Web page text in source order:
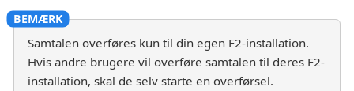
Samtalen overføres kun til din egen F2-installation.
Hvis andre brugere vil overføre samtalen til deres F2-
installation, skal de selv starte en overførsel.